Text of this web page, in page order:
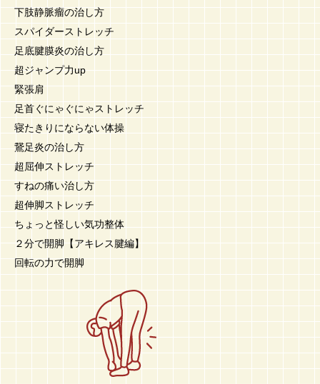
下肢静脈瘤の治し方
スパイダーストレッチ
足底腱膜炎の治し方
超ジャンプ力up
緊張肩
足首ぐにゃぐにゃストレッチ
寝たきりにならない体操
鵞足炎の治し方
超屈伸ストレッチ
すねの痛い治し方
超伸脚ストレッチ
ちょっと怪しい気功整体
２分で開脚【アキレス腱編】
回転の力で開脚